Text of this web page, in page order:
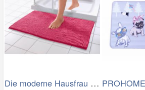
Die moderne Hausfrau Koupelnová…